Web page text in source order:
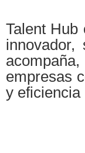
Talent Hub
empresas
y eficiencia